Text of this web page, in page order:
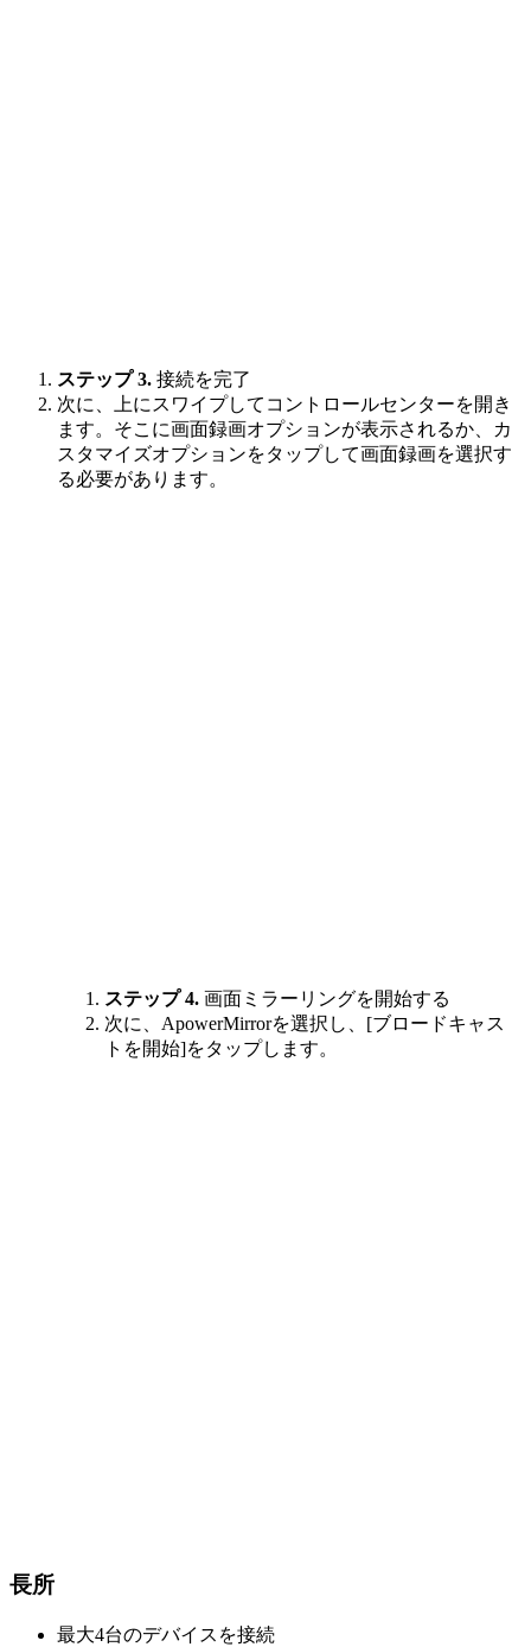
ステップ 3. 接続を完了
次に、上にスワイプしてコントロールセンターを開き
ます。そこに画面録画オプションが表示されるか、カ
スタマイズオプションをタップして画面録画を選択す
る必要があります。
ステップ 4. 画面ミラーリングを開始する
次に、ApowerMirrorを選択し、[ブロードキャス
トを開始]をタップします。
長所
最大4台のデバイスを接続